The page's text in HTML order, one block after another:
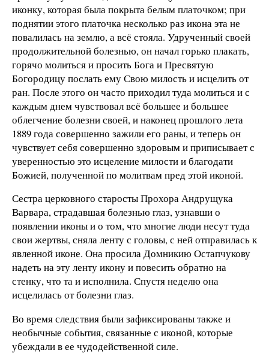
иконку, которая была покрыта белым платочком; при
поднятии этого платочка несколько раз икона эта не
повалилась на землю, а всё стояла. Удрученный своей
продолжительной болезнью, он начал горько плакать,
горячо молиться и просить Бога и Пресвятую
Богородицу послать ему Свою милость и исцелить от
ран. После этого он часто приходил туда молиться и с
каждым днем чувствовал всё большее и большее
облегчение болезни своей, и наконец прошлого лета
1889 года совершенно зажили его раны, и теперь он
чувствует себя совершенно здоровым и приписывает с
уверенностью это исцеление милости и благодати
Божией, полученной по молитвам пред этой иконой.
Сестра церковного старосты Прохора Андрущука
Варвара, страдавшая болезнью глаз, узнавши о
появлении иконы и о том, что многие люди несут туда
свои жертвы, сняла ленту с головы, с ней отправилась к
явленной иконе. Она просила Домникию Остапчукову
надеть на эту ленту икону и повесить обратно на
стенку, что та и исполнила. Спустя неделю она
исцелилась от болезни глаз.
Во время следствия были зафиксированы также и
необычные события, связанные с иконой, которые
убеждали в ее чудодейственной силе.